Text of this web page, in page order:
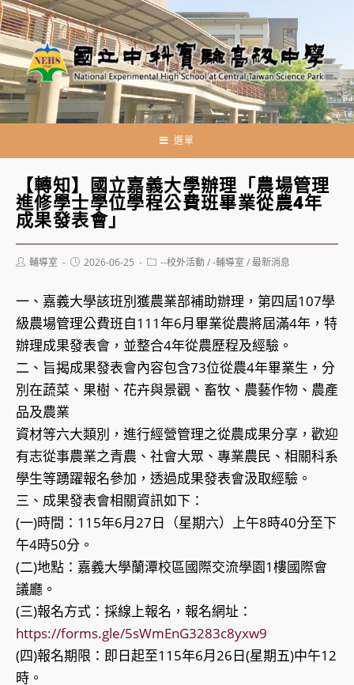
跳
轉
至
主
要
內
選單
【轉知】國立嘉義大學辦理「農場管理
進修學士學位學程公費班畢業從農4年
成果發表會」
Post輔導室
Post2026-06-25
Post--校外活動/-輔導室 /最新消息
一、嘉義大學該班別獲農業部補助辦理，第四屆107學
級農場管理公費班自111年6月畢業從農將屆滿4年，特
辦理成果發表會，並整合4年從農歷程及經驗。
二、旨揭成果發表會內容包含73位從農4年畢業生，分
別在蔬菜、果樹、花卉與景觀、畜牧、農藝作物、農產
品及農業
資材等六大類別，進行經營管理之從農成果分享，歡迎
有志從事農業之青農、社會大眾、專業農民、相關科系
學生等踴躍報名參加，透過成果發表會汲取經驗。
三、成果發表會相關資訊如下：
(一)時間：115年6月27日（星期六）上午8時40分至下
午4時50分。
(二)地點：嘉義大學蘭潭校區國際交流學園1樓國際會
議廳。
(三)報名方式：採線上報名，報名網址：
https://forms.gle/5sWmEnG3283c8yxw9
(四)報名期限：即日起至115年6月26日(星期五)中午12
時。